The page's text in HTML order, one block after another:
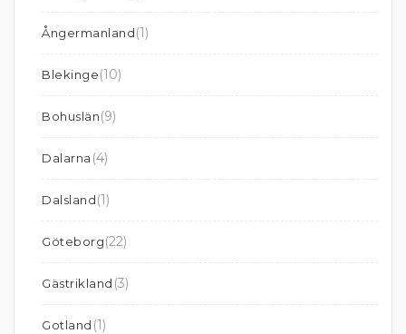
Ångermanland(1)
Blekinge(10)
Bohuslän(9)
Dalarna (4)
Dalsland(1)
Göteborg(22)
Gästrikland (3)
Gotland (1)